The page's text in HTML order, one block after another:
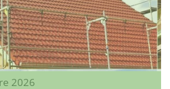
2026